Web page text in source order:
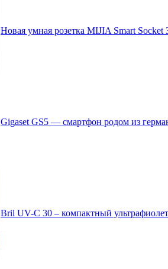
Новая умная розетка MIJIA Smart Socket
Gigaset GS5 — смартфон родом из
Bril UV-C 30 – компактный